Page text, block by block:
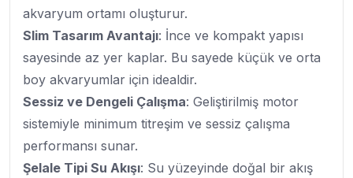
akvaryum ortamı oluşturur.
Slim Tasarım Avantajı: İnce ve kompakt yapısı
sayesinde az yer kaplar. Bu sayede küçük ve orta
boy akvaryumlar için idealdir.
Sessiz ve Dengeli Çalışma: Geliştirilmiş motor
sistemiyle minimum titreşim ve sessiz çalışma
performansı sunar.
Şelale Tipi Su Akışı: Su yüzeyinde doğal bir akış